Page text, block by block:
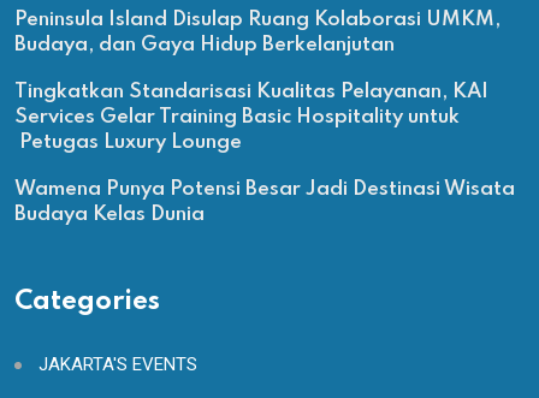
Peninsula Island Disulap Ruang Kolaborasi UMKM,
Budaya, dan Gaya Hidup Berkelanjutan
Tingkatkan Standarisasi Kualitas Pelayanan, KAI
Services Gelar Training Basic Hospitality untuk
Petugas Luxury Lounge
Wamena Punya Potensi Besar Jadi Destinasi Wisata
Budaya Kelas Dunia
Categories
JAKARTA'S EVENTS